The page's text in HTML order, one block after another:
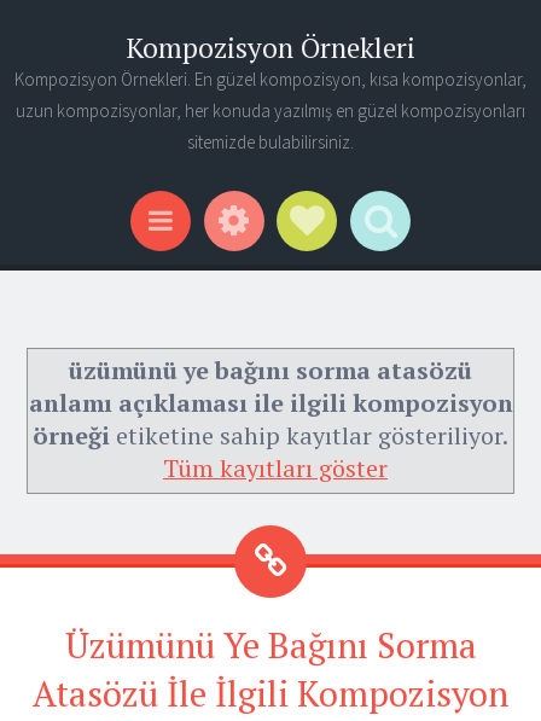
Kompozisyon Örnekleri
Kompozisyon Örnekleri. En güzel kompozisyon, kısa kompozisyonlar,
uzun kompozisyonlar, her konuda yazılmış en güzel kompozisyonları
sitemizde bulabilirsiniz.
Menu WidgetsSocial Links
Search
üzümünü ye bağını sorma atasözü
anlamı açıklaması ile ilgili kompozisyon
örneği etiketine sahip kayıtlar gösteriliyor.
Tüm kayıtları göster
Üzümünü Ye Bağını Sorma
Atasözü İle İlgili Kompozisyon